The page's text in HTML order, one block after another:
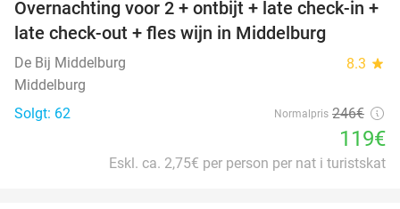
52%
Overnachting voor 2 + ontbijt + late check-in +
late check-out + fles wijn in Middelburg
De Bij Middelburg 8.3 star
Middelburg
Solgt: 62
Normalpris 246€
119€
Eskl. ca. 2,75€ per person per nat i turistskat